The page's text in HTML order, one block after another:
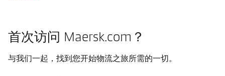
首次访问 Maersk.com？
与我们一起，找到您开始物流之旅所需的一切。